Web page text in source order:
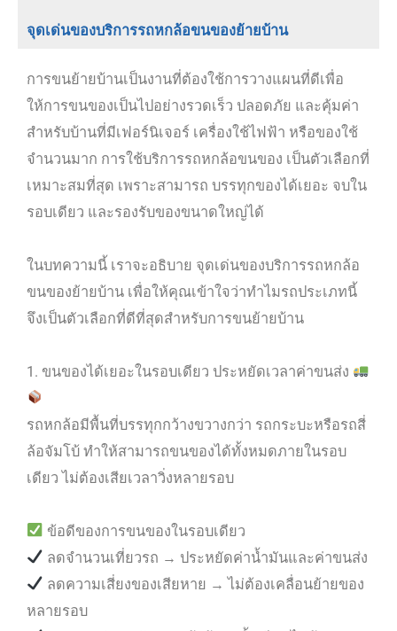
จุดเด่นของบริการรถหกล้อขนของย้ายบ้าน
การขนย้ายบ้านเป็นงานที่ต้องใช้การวางแผนที่ดีเพื่อ
ให้การขนของเป็นไปอย่างรวดเร็ว ปลอดภัย และคุ้มค่า
สำหรับบ้านที่มีเฟอร์นิเจอร์ เครื่องใช้ไฟฟ้า หรือของใช้
จำนวนมาก การใช้บริการรถหกล้อขนของ เป็นตัวเลือกที่
เหมาะสมที่สุด เพราะสามารถ บรรทุกของได้เยอะ จบใน
รอบเดียว และรองรับของขนาดใหญ่ได้
ในบทความนี้ เราจะอธิบาย จุดเด่นของบริการรถหกล้อ
ขนของย้ายบ้าน เพื่อให้คุณเข้าใจว่าทำไมรถประเภทนี้
จึงเป็นตัวเลือกที่ดีที่สุดสำหรับการขนย้ายบ้าน
1. ขนของได้เยอะในรอบเดียว ประหยัดเวลาค่าขนส่ง
รถหกล้อมีพื้นที่บรรทุกกว้างขวางกว่า รถกระบะหรือรถสี่
ล้อจัมโบ้ ทำให้สามารถขนของได้ทั้งหมดภายในรอบ
เดียว ไม่ต้องเสียเวลาวิ่งหลายรอบ
ข้อดีของการขนของในรอบเดียว
ลดจำนวนเที่ยวรถ → ประหยัดค่าน้ำมันและค่าขนส่ง
ลดความเสี่ยงของเสียหาย → ไม่ต้องเคลื่อนย้ายของ
หลายรอบ